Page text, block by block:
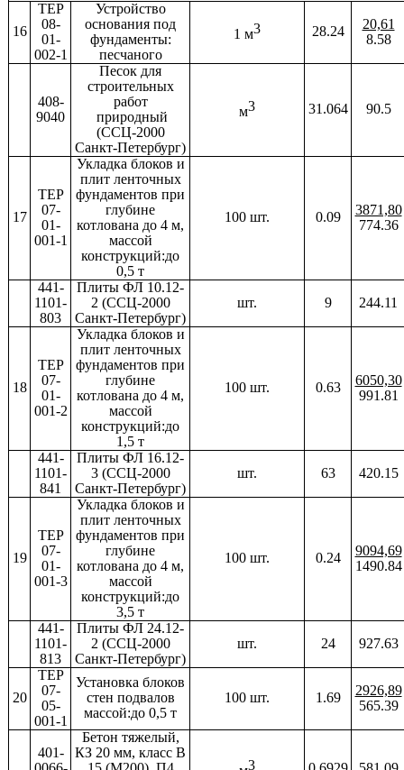
16
ТЕР
08-
01-
002-1
Устройство
основания под
фундаменты:
песчаного
1 м3 28.24
20,61
8.58
408-
9040
Песок для
строительных
работ
природный
(ССЦ-2000
Санкт-Петербург)
м3 31.064 90.5
17
ТЕР
07-
01-
001-1
Укладка блоков и
плит ленточных
фундаментов при
глубине
котлована до 4 м,
массой
конструкций:до
0,5 т
100 шт. 0.09
3871,80
774.36
441-
1101-
803
Плиты ФЛ 10.12-
2 (ССЦ-2000
Санкт-Петербург)
шт. 9 244.11
18
ТЕР
07-
01-
001-2
Укладка блоков и
плит ленточных
фундаментов при
глубине
котлована до 4 м,
массой
конструкций:до
1,5 т
100 шт. 0.63
6050,30
991.81
441-
1101-
841
Плиты ФЛ 16.12-
3 (ССЦ-2000
Санкт-Петербург)
шт. 63 420.15
19
ТЕР
07-
01-
001-3
Укладка блоков и
плит ленточных
фундаментов при
глубине
котлована до 4 м,
массой
конструкций:до
3,5 т
100 шт. 0.24
9094,69
1490.84
441-
1101-
813
Плиты ФЛ 24.12-
2 (ССЦ-2000
Санкт-Петербург)
шт. 24 927.63
20
ТЕР
07-
05-
001-1
Установка блоков
стен подвалов
массой:до 0,5 т
100 шт. 1.69
2926,89
565.39
401-
Бетон тяжелый,
КЗ 20 мм, класс В
3